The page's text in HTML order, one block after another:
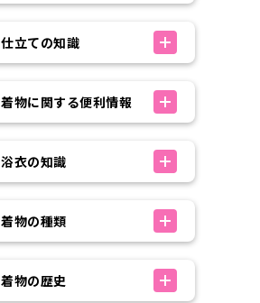
仕立ての知識
着物に関する便利情報
浴衣の知識
着物の種類
着物の歴史